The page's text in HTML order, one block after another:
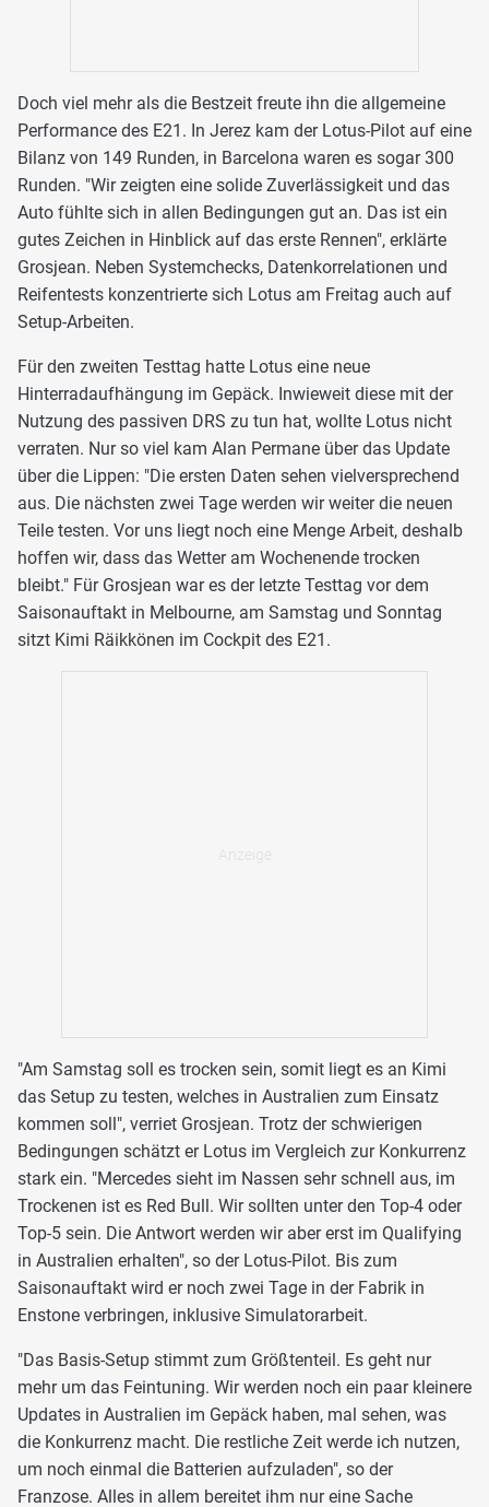
Doch viel mehr als die Bestzeit freute ihn die allgemeine
Performance des E21. In Jerez kam der Lotus-Pilot auf eine
Bilanz von 149 Runden, in Barcelona waren es sogar 300
Runden. "Wir zeigten eine solide Zuverlässigkeit und das
Auto fühlte sich in allen Bedingungen gut an. Das ist ein
gutes Zeichen in Hinblick auf das erste Rennen", erklärte
Grosjean. Neben Systemchecks, Datenkorrelationen und
Reifentests konzentrierte sich Lotus am Freitag auch auf
Setup-Arbeiten.
Für den zweiten Testtag hatte Lotus eine neue
Hinterradaufhängung im Gepäck. Inwieweit diese mit der
Nutzung des passiven DRS zu tun hat, wollte Lotus nicht
verraten. Nur so viel kam Alan Permane über das Update
über die Lippen: "Die ersten Daten sehen vielversprechend
aus. Die nächsten zwei Tage werden wir weiter die neuen
Teile testen. Vor uns liegt noch eine Menge Arbeit, deshalb
hoffen wir, dass das Wetter am Wochenende trocken
bleibt." Für Grosjean war es der letzte Testtag vor dem
Saisonauftakt in Melbourne, am Samstag und Sonntag
sitzt Kimi Räikkönen im Cockpit des E21.
"Am Samstag soll es trocken sein, somit liegt es an Kimi
das Setup zu testen, welches in Australien zum Einsatz
kommen soll", verriet Grosjean. Trotz der schwierigen
Bedingungen schätzt er Lotus im Vergleich zur Konkurrenz
stark ein. "Mercedes sieht im Nassen sehr schnell aus, im
Trockenen ist es Red Bull. Wir sollten unter den Top-4 oder
Top-5 sein. Die Antwort werden wir aber erst im Qualifying
in Australien erhalten", so der Lotus-Pilot. Bis zum
Saisonauftakt wird er noch zwei Tage in der Fabrik in
Enstone verbringen, inklusive Simulatorarbeit.
"Das Basis-Setup stimmt zum Größtenteil. Es geht nur
mehr um das Feintuning. Wir werden noch ein paar kleinere
Updates in Australien im Gepäck haben, mal sehen, was
die Konkurrenz macht. Die restliche Zeit werde ich nutzen,
um noch einmal die Batterien aufzuladen", so der
Franzose. Alles in allem bereitet ihm nur eine Sache